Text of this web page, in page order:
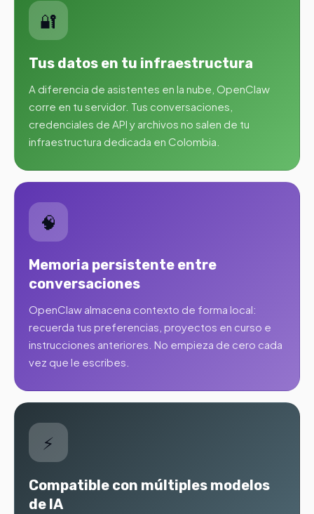
🔐
Tus datos en tu infraestructura
A diferencia de asistentes en la nube, OpenClaw
corre en tu servidor. Tus conversaciones,
credenciales de API y archivos no salen de tu
infraestructura dedicada en Colombia.
🧠
Memoria persistente entre
conversaciones
OpenClaw almacena contexto de forma local:
recuerda tus preferencias, proyectos en curso e
instrucciones anteriores. No empieza de cero cada
vez que le escribes.
⚡
Compatible con múltiples modelos
de IA